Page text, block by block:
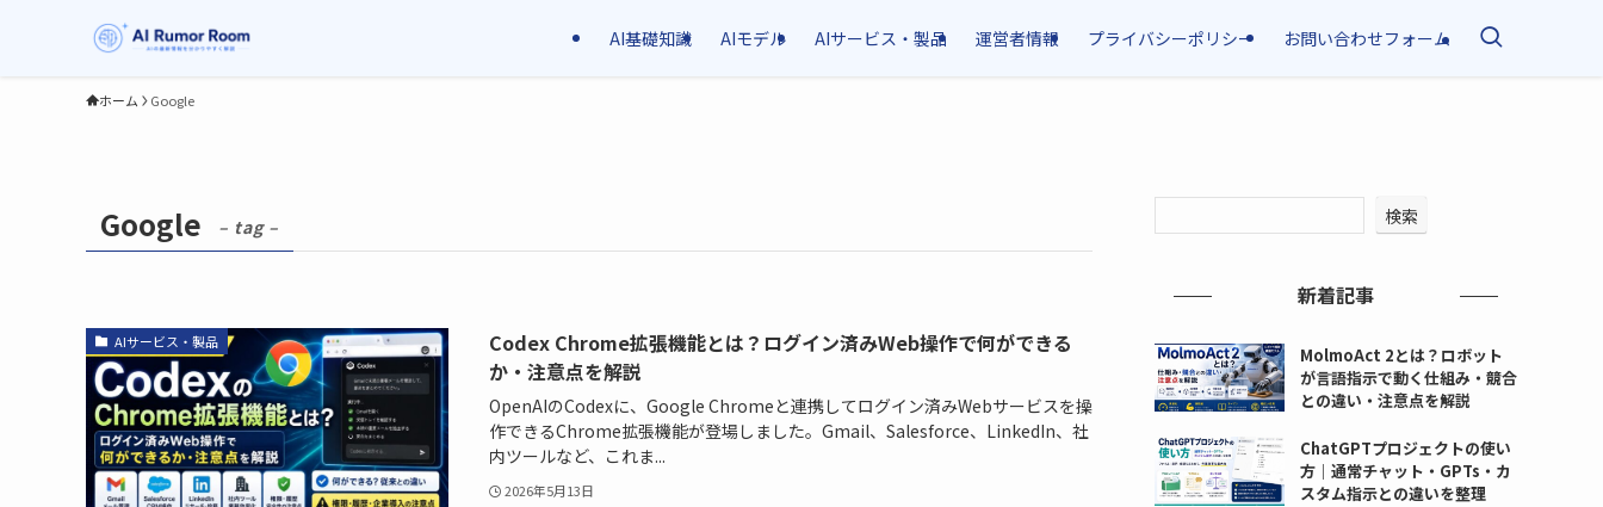
AI基礎知識 AIモデル AIサービス・製品 運営者情報 プライバシーポリシー お問い合わせフォーム
ホーム Google
Google – tag –
AIサービス・製品
Codex Chrome拡張機能とは？ログイン済みWeb操作で何ができる
か・注意点を解説
OpenAIのCodexに、Google Chromeと連携してログイン済みWebサービスを操
作できるChrome拡張機能が登場しました。Gmail、Salesforce、LinkedIn、社
内ツールなど、これま...
2026年5月13日
検索
新着記事
MolmoAct 2とは？ロボット
が言語指示で動く仕組み・競合
との違い・注意点を解説
ChatGPTプロジェクトの使い
方｜通常チャット・GPTs・カ
スタム指示との違いを整理